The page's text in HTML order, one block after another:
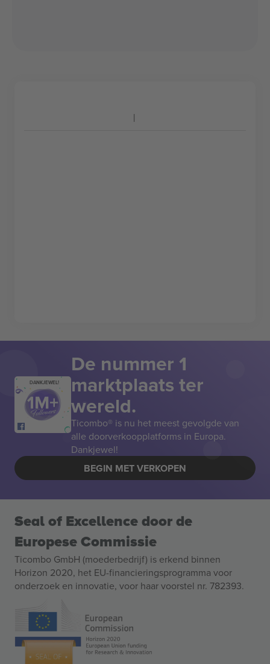
DANKJEWEL!
De nummer 1
marktplaats ter
wereld.
Ticombo® is nu het meest gevolgde van
alle doorverkoopplatforms in Europa.
Dankjewel!
BEGIN MET VERKOPEN
Seal of Excellence door de
Europese Commissie
Ticombo GmbH (moederbedrijf) is erkend binnen
Horizon 2020, het EU-financieringsprogramma voor
onderzoek en innovatie, voor haar voorstel nr. 782393.